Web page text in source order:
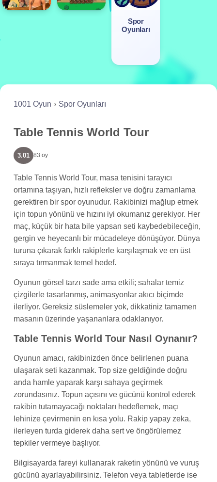
Spor
Oyunları
1001 Oyun Spor Oyunları
Table Tennis World Tour
3.01 83 oy
Table Tennis World Tour, masa tenisini tarayıcı
ortamına taşıyan, hızlı refleksler ve doğru zamanlama
gerektiren bir spor oyunudur. Rakibinizi mağlup etmek
için topun yönünü ve hızını iyi okumanız gerekiyor. Her
maç, küçük bir hata bile yapsan seti kaybedebileceğin,
gergin ve heyecanlı bir mücadeleye dönüşüyor. Dünya
turuna çıkarak farklı rakiplerle karşılaşmak ve en üst
sıraya tırmanmak temel hedef.
Oyunun görsel tarzı sade ama etkili; sahalar temiz
çizgilerle tasarlanmış, animasyonlar akıcı biçimde
ilerliyor. Gereksiz süslemeler yok, dikkatiniz tamamen
masanın üzerinde yaşananlara odaklanıyor.
Table Tennis World Tour Nasıl Oynanır?
Oyunun amacı, rakibinizden önce belirlenen puana
ulaşarak seti kazanmak. Top size geldiğinde doğru
anda hamle yaparak karşı sahaya geçirmek
zorundasınız. Topun açısını ve gücünü kontrol ederek
rakibin tutamayacağı noktaları hedeflemek, maçı
lehinize çevirmenin en kısa yolu. Rakip yapay zeka,
ilerleyen turda giderek daha sert ve öngörülemez
tepkiler vermeye başlıyor.
Bilgisayarda fareyi kullanarak raketin yönünü ve vuruş
gücünü ayarlayabilirsiniz. Telefon veya tabletlerde ise